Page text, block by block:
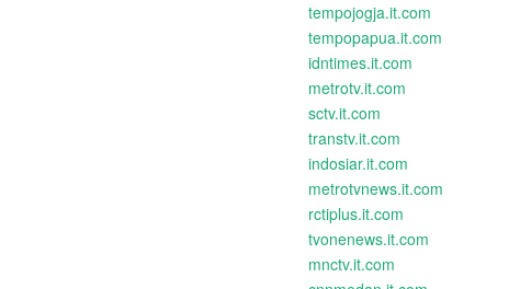
tempojogja.it.com
tempopapua.it.com
idntimes.it.com
metrotv.it.com
sctv.it.com
transtv.it.com
indosiar.it.com
metrotvnews.it.com
rctiplus.it.com
tvonenews.it.com
mnctv.it.com